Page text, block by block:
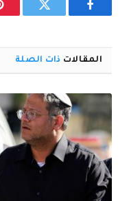
فيسبوك تويتر
المقالات ذات الصلة